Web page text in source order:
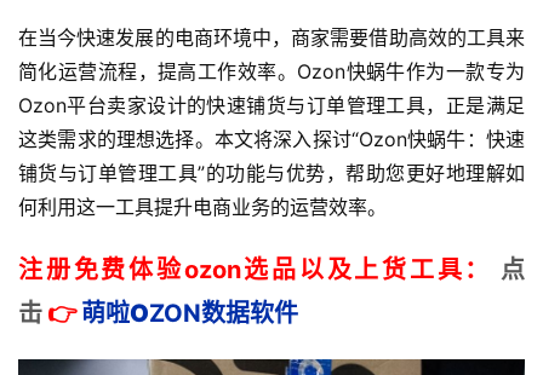
在当今快速发展的电商环境中，商家需要借助高效的工具来
简化运营流程，提高工作效率。Ozon快蜗牛作为一款专为
Ozon平台卖家设计的快速铺货与订单管理工具，正是满足
这类需求的理想选择。本文将深入探讨“Ozon快蜗牛：快速
铺货与订单管理工具”的功能与优势，帮助您更好地理解如
何利用这一工具提升电商业务的运营效率。
注册免费体验ozon选品以及上货工具：
点
击 👉 萌啦OZON数据软件